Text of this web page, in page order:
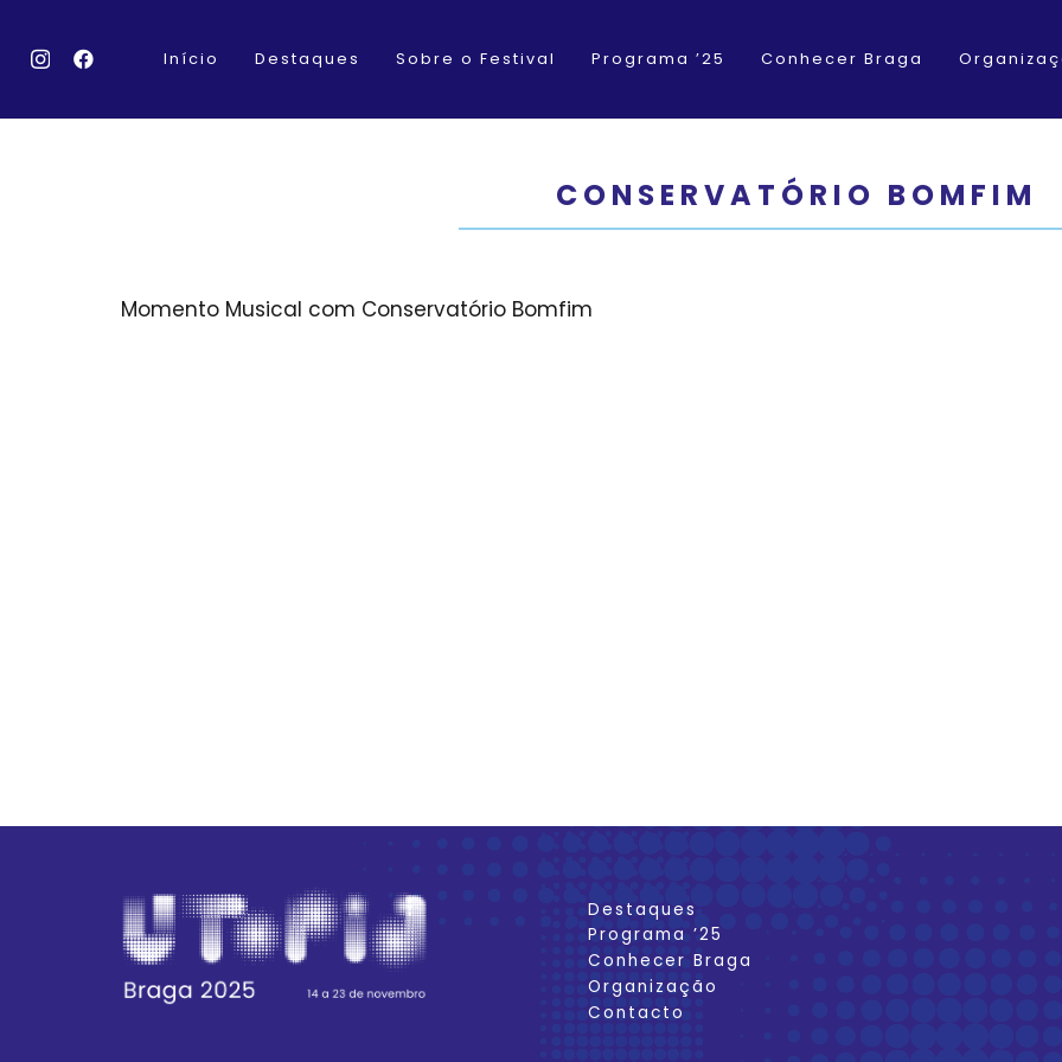
Início Destaques Sobre o Festival Programa ’25 Conhecer Braga
CONSERVATÓRIO BOMFIM
Momento Musical com Conservatório Bomfim
Destaques
Programa ’25
Conhecer Braga
Organização
Contacto